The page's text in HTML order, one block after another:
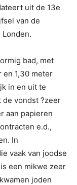
uit de 13e
van de
bad, met
en 1,30 meter
in en uit te
de vondst ?zeer
aan papieren
e.d.,
In
vaak van joodse
een mikwe zeer
joden